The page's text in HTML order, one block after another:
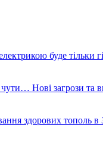
буде тільки
Нові загрози та
здорових тополь в